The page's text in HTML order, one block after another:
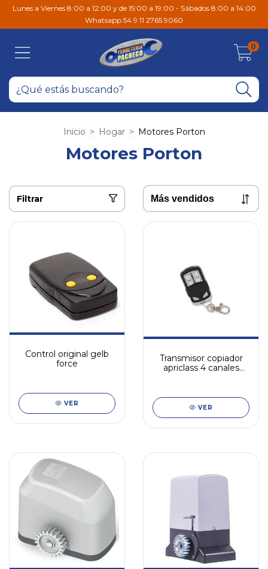
Lunes a Viernes 8:00 a 12:00 y de 15:00 a 19:00 - Sábados 8:00 a 14:00
Whatsapp 54 9 11 2765 9060
0
Inicio > Hogar > Motores Porton
Motores Porton
Filtrar
Control original gelb
force
VER
Transmisor copiador
apriclass 4 canales
VER